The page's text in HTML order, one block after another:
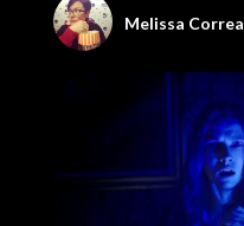
Melissa Correa